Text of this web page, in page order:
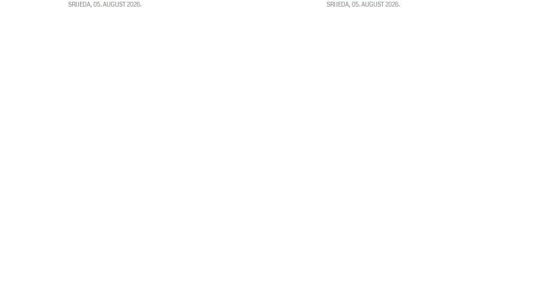
SRIJEDA, 05. AUGUST 2026. SRIJEDA, 05. AUGUST 2026.